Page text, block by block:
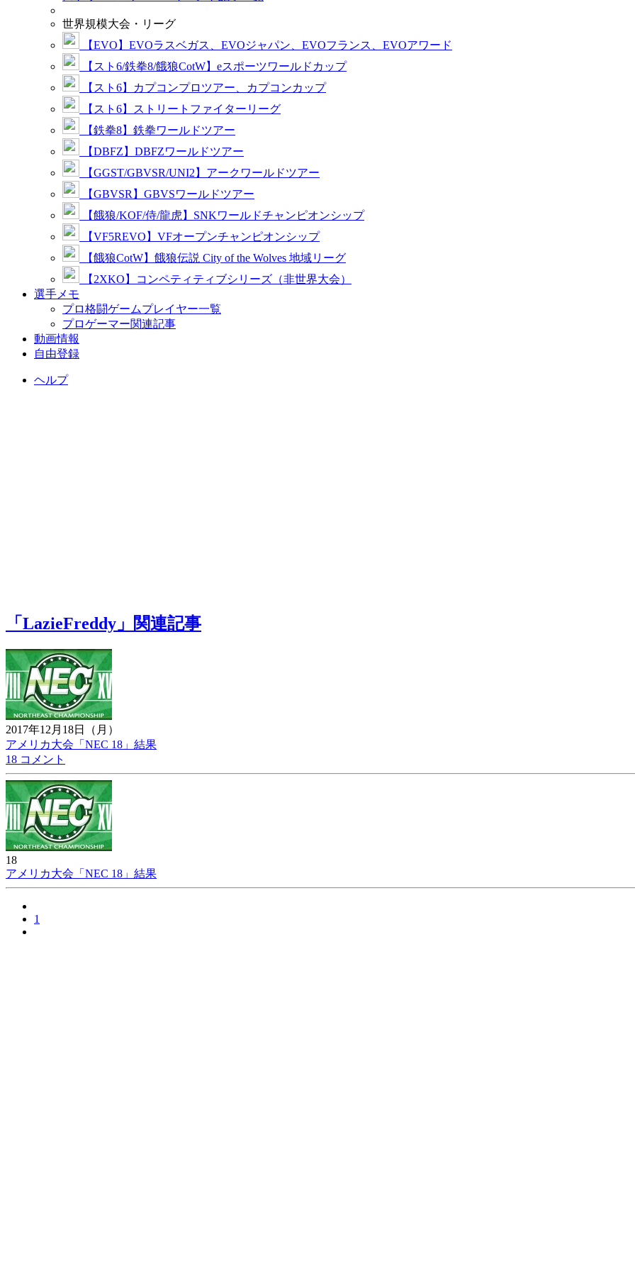
世界規模大会・リーグ
【EVO】EVOラスベガス、EVOジャパン、EVOフランス、EVOアワード
【スト6/鉄拳8/餓狼CotW】eスポーツワールドカップ
【スト6】カプコンプロツアー、カプコンカップ
【スト6】ストリートファイターリーグ
【鉄拳8】鉄拳ワールドツアー
【DBFZ】DBFZワールドツアー
【GGST/GBVSR/UNI2】アークワールドツアー
【GBVSR】GBVSワールドツアー
【餓狼/KOF/侍/龍虎】SNKワールドチャンピオンシップ
【VF5REVO】VFオープンチャンピオンシップ
【餓狼CotW】餓狼伝説 City of the Wolves 地域リーグ
【2XKO】コンペティティブシリーズ（非世界大会）
選手メモ
プロ格闘ゲームプレイヤー一覧
プロゲーマー関連記事
動画情報
自由登録
ヘルプ
「LazieFreddy」関連記事
2017年12月18日（月）
アメリカ大会「NEC 18」結果
18 コメント
18
アメリカ大会「NEC 18」結果
1